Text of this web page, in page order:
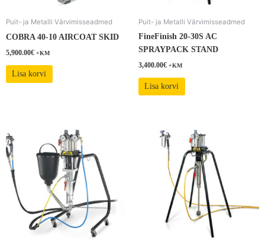
Puit- ja Metalli Värvimisseadmed
COBRA 40-10 AIRCOAT SKID
5,900.00€ +KM
Lisa korvi
Puit- ja Metalli Värvimisseadmed
FineFinish 20-30S AC
SPRAYPACK STAND
3,400.00€ +KM
Lisa korvi